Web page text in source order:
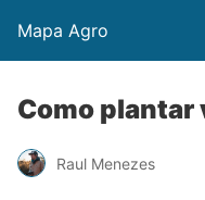
Mapa Agro
Como plantar
Raul Menezes